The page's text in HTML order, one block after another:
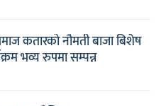
कतारको नौमती बाजा बिशेष
भव्य रुपमा सम्पन्न